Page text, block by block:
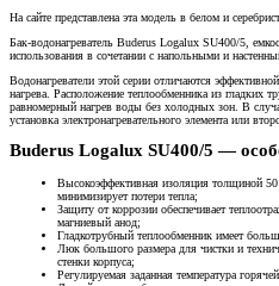
На сайте представлена эта модель в белом и
Бак-водонагреватель Buderus Logalux SU400/5,
использования в сочетании с напольными и
Водонагреватели этой серии отличаются
нагрева. Расположение теплообменника из гладких
равномерный нагрев воды без холодных зон. В
установка электронагревательного элемента или
Buderus Logalux SU400/5 —
Высокоэффективная изоляция толщиной 50
минимизирует потери тепла;
Защиту от коррозии обеспечивает
магниевый анод;
Гладкотрубный теплообменник имеет
Люк большого размера для чистки и
стенки корпуса;
Регулируемая заданная температура